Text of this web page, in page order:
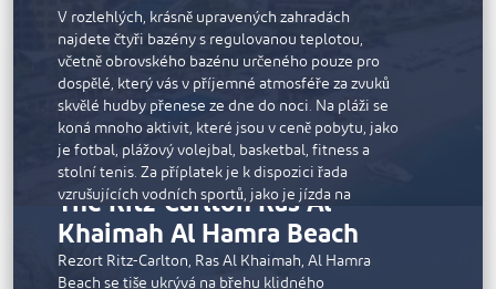
bylinné koupele, floatační lůžka a blahodárné
procedury.
V rozlehlých, krásně upravených zahradách
najdete čtyři bazény s regulovanou teplotou,
včetně obrovského bazénu určeného pouze pro
dospělé, který vás v příjemné atmosféře za zvuků
skvělé hudby přenese ze dne do noci. Na pláži se
koná mnoho aktivit, které jsou v ceně pobytu, jako
je fotbal, plážový volejbal, basketbal, fitness a
stolní tenis. Za příplatek je k dispozici řada
vzrušujících vodních sportů, jako je jízda na
kajaku, zábavná jízda na banánu a parasailing. Pro
děti je připraven dětský klub s dostatkem aktivit,
které je zabaví od svítání do soumraku. Děti mají k
dispozici vlastní bazén, tobogány a venkovní
The Ritz-Carlton Ras Al
Khaimah Al Hamra Beach
Rezort Ritz-Carlton, Ras Al Khaimah, Al Hamra
Beach se tiše ukrývá na břehu klidného